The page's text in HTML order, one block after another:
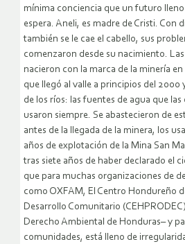
mínima conciencia que un futuro
espera. Aneli, es madre de Cristi. Con
también se le cae el cabello, sus
comenzaron desde su nacimiento.
nacieron con la marca de la minería
que llegó al valle a principios del 2000
de los ríos: las fuentes de agua que
usaron siempre. Se abastecieron de
antes de la llegada de la minera, los
años de explotación de la Mina San
tras siete años de haber declarado el
que para muchas organizaciones de
como OXFAM, El Centro Hondureño
Desarrollo Comunitario
Derecho Ambiental de Honduras– y
comunidades, está lleno de